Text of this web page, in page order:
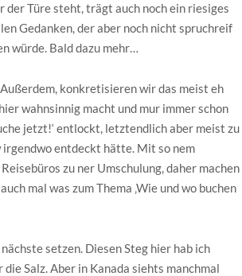
der Türe steht, trägt auch noch ein riesiges
Gedanken, der aber noch nicht spruchreif
würde. Bald dazu mehr…
konkretisieren wir das meist eh
wahnsinnig macht und mur immer schon
jetzt!‘ entlockt, letztendlich aber meist zu
irgendwo entdeckt hätte. Mit so nem
zu ner Umschulung, daher machen
mal was zum Thema ‚Wie und wo buchen
setzen. Diesen Steg hier hab ich
Salz. Aber in Kanada siehts manchmal